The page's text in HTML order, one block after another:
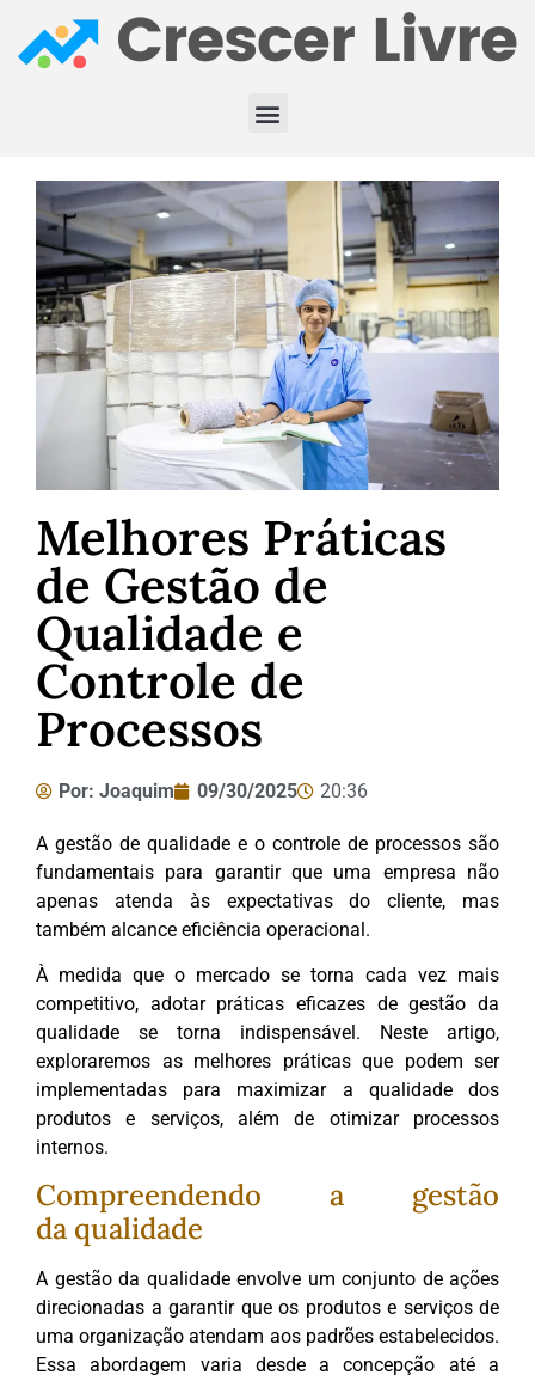
Melhores Práticas
de Gestão de
Qualidade e
Controle de
Processos
Por: Joaquim 09/30/2025 20:36
A gestão de qualidade e o controle de processos são
fundamentais para garantir que uma empresa não
apenas atenda às expectativas do cliente, mas
também alcance eficiência operacional.
À medida que o mercado se torna cada vez mais
competitivo, adotar práticas eficazes de gestão da
qualidade se torna indispensável. Neste artigo,
exploraremos as melhores práticas que podem ser
implementadas para maximizar a qualidade dos
produtos e serviços, além de otimizar processos
internos.
Compreendendo a gestão
da qualidade
A gestão da qualidade envolve um conjunto de ações
direcionadas a garantir que os produtos e serviços de
uma organização atendam aos padrões estabelecidos.
Essa abordagem varia desde a concepção até a